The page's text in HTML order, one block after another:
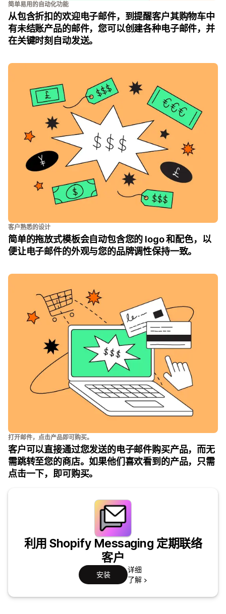
简单易用的自动化功能
从包含折扣的欢迎电子邮件，到提醒客户其购物车中
有未结账产品的邮件，您可以创建各种电子邮件，并
在关键时刻自动发送。
客户熟悉的设计
简单的拖放式模板会自动包含您的 logo 和配色，以
便让电子邮件的外观与您的品牌调性保持一致。
打开邮件，点击产品即可购买。
客户可以直接通过您发送的电子邮件购买产品，而无
需跳转至您的商店。如果他们喜欢看到的产品，只需
点击一下，即可购买。
利用 Shopify Messaging 定期联络
客户
安装
详细
了解